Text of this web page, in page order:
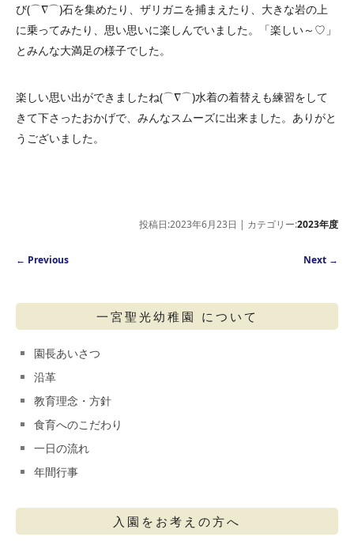
び(⌒∇⌒)石を集めたり、ザリガニを捕まえたり、大きな岩の上
に乗ってみたり、思い思いに楽しんでいました。「楽しい～♡」
とみんな大満足の様子でした。
楽しい思い出ができましたね(⌒∇⌒)水着の着替えも練習をして
きて下さったおかげで、みんなスムーズに出来ました。ありがと
うございました。
投稿日:2023年6月23日 | カテゴリー:2023年度
Post navigation
← Previous Next →
一宮聖光幼稚園 について
園長あいさつ
沿革
教育理念・方針
食育へのこだわり
一日の流れ
年間行事
入園をお考えの方へ